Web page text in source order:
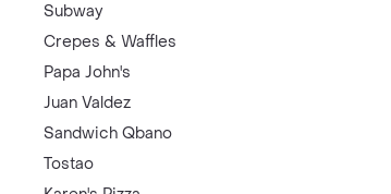
Subway
Crepes & Waffles
Papa John's
Juan Valdez
Sandwich Qbano
Tostao